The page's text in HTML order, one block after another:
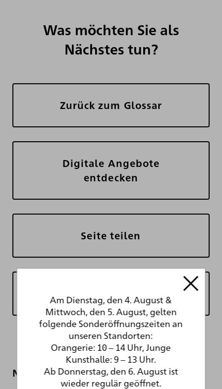
Was möchten Sie als
Nächstes tun?
Zurück zum Glossar
Digitale Angebote
entdecken
Seite teilen
Seite drucken
Newsletter
Am Dienstag, den 4. August &
Mittwoch, den 5. August, gelten
folgende Sonderöffnungszeiten an
unseren Standorten:
Orangerie: 10 – 14 Uhr, Junge
Kunsthalle: 9 – 13 Uhr.
Ab Donnerstag, den 6. August ist
wieder regulär geöffnet.